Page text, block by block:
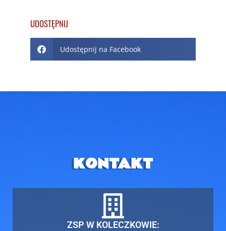
UDOSTĘPNIJ
Udostępnij na Facebook
KONTAKT
ZSP W KOLECZKOWIE: